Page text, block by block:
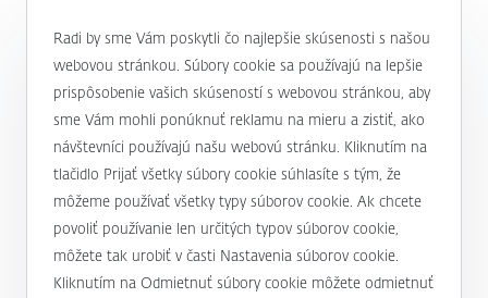
0800 900 500
alebo +421 232 607 187
J&T BANKA
Kto sme
Užitočné informácie
Radi by sme Vám poskytli čo najlepšie skúsenosti s našou
webovou stránkou. Súbory cookie sa používajú na lepšie
prispôsobenie vašich skúseností s webovou stránkou, aby
sme Vám mohli ponúknuť reklamu na mieru a zistiť, ako
návštevníci používajú našu webovú stránku. Kliknutím na
tlačidlo Prijať všetky súbory cookie súhlasíte s tým, že
môžeme používať všetky typy súborov cookie. Ak chcete
povoliť používanie len určitých typov súborov cookie,
môžete tak urobiť v časti Nastavenia súborov cookie.
Kliknutím na Odmietnuť súbory cookie môžete odmietnuť